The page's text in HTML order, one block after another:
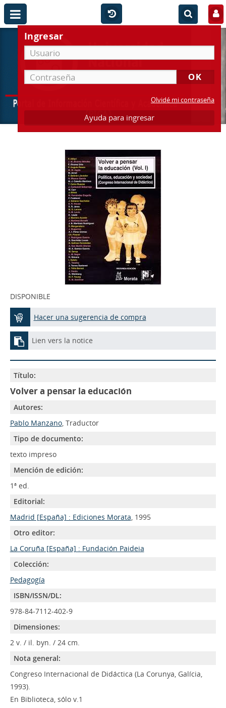
Ingresar
Olvidé mi contraseña
Ayuda para ingresar
DISPONIBLE
Hacer una sugerencia de compra
Lien vers la notice
Título:
Volver a pensar la educación
Autores:
Pablo Manzano, Traductor
Tipo de documento:
texto impreso
Mención de edición:
1ª ed.
Editorial:
Madrid [España] : Ediciones Morata, 1995
Otro editor:
La Coruña [España] : Fundación Paideia
Colección:
Pedagogía
ISBN/ISSN/DL:
978-84-7112-402-9
Dimensiones:
2 v. / il. byn. / 24 cm.
Nota general:
Congreso Internacional de Didáctica (La Corunya, Galícia,
1993).
En Biblioteca, sólo v.1